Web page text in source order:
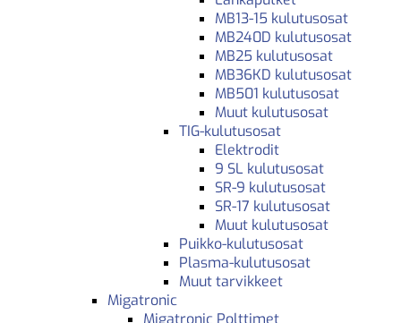
MB13-15 kulutusosat
MB240D kulutusosat
MB25 kulutusosat
MB36KD kulutusosat
MB501 kulutusosat
Muut kulutusosat
TIG-kulutusosat
Elektrodit
9 SL kulutusosat
SR-9 kulutusosat
SR-17 kulutusosat
Muut kulutusosat
Puikko-kulutusosat
Plasma-kulutusosat
Muut tarvikkeet
Migatronic
Migatronic Polttimet